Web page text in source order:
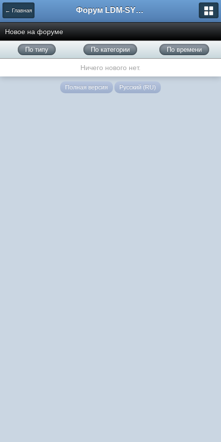
← Главная Форум LDM-SYSTEMS
Новое на форуме
По типу По категории По времени
Ничего нового нет.
Полная версия Русский (RU)